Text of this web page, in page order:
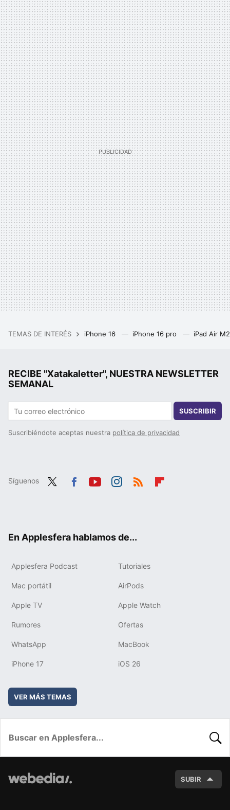
TEMAS DE INTERÉS iPhone 16 iPhone 16 pro iPad Air
RECIBE "Xatakaletter", NUESTRA NEWSLETTER
SEMANAL
SUSCRIBIR
Suscribiéndote aceptas nuestra política de privacidad
Síguenos
En Applesfera hablamos de...
Applesfera Podcast Tutoriales
Mac portátil AirPods
Apple TV Apple Watch
Rumores Ofertas
WhatsApp MacBook
iPhone 17 iOS 26
VER MÁS TEMAS
SUBIR